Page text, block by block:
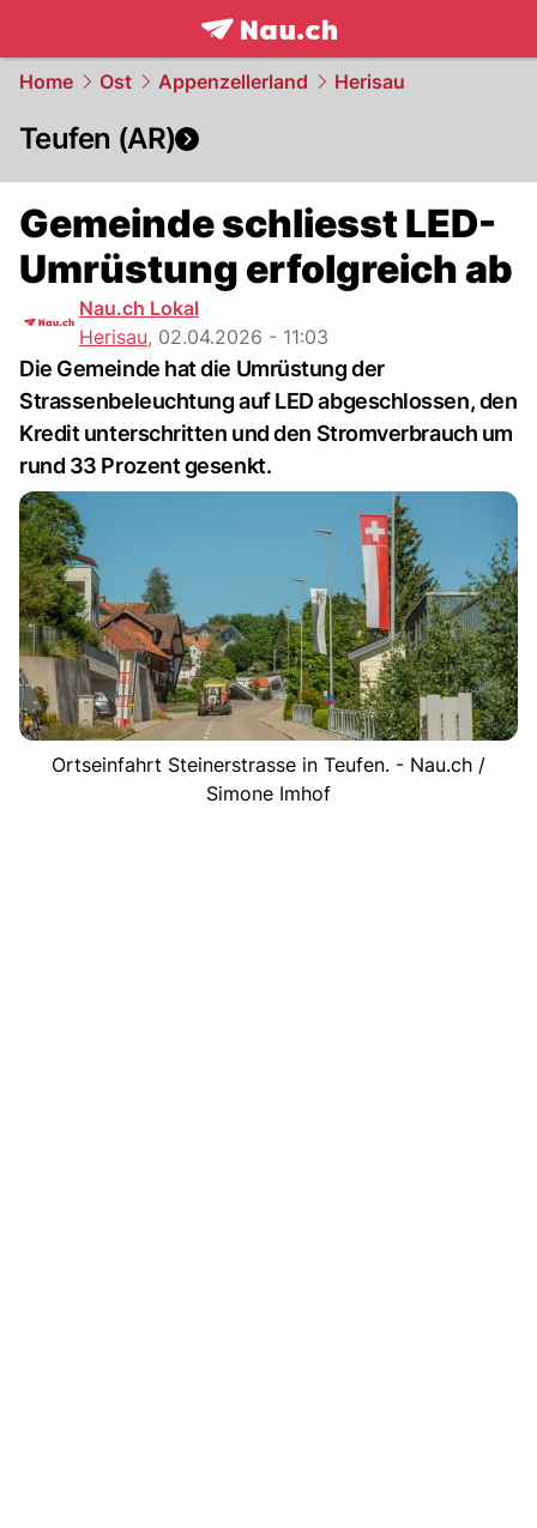
frontpage.NAU.ch
Home Ost Appenzellerland Herisau
Teufen (AR)
Gemeinde schliesst LED-
Umrüstung erfolgreich ab
Nau.ch Lokal
Herisau, 02.04.2026 - 11:03
Die Gemeinde hat die Umrüstung der
Strassenbeleuchtung auf LED abgeschlossen, den
Kredit unterschritten und den Stromverbrauch um
rund 33 Prozent gesenkt.
Ortseinfahrt Steinerstrasse in Teufen. - Nau.ch /
Simone Imhof